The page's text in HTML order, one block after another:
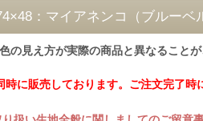
：マイアネンコ（ブルーベ
の見え方が実際の商品と異なること
に販売しております。ご注文完了